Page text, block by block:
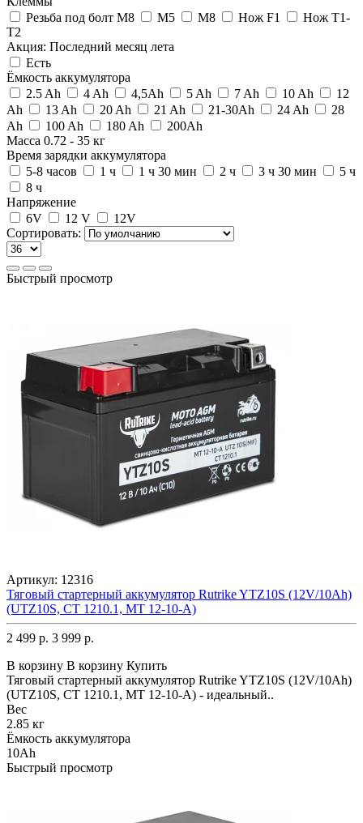
Резьба под болт M8
M5 M8 Нож F1
Нож Т1-
Т2
Акция: Последний месяц лета
Есть
Ёмкость аккумулятора
2.5 Ah
4 Ah 4,5Ah 5 Ah 7 Ah 10 Ah
12
Ah
13 Ah 20 Ah 21 Ah 21-30Ah 24 Ah
28
Ah
100 Ah 180 Ah
200Ah
Масса 0.72 - 35 кг
Время зарядки аккумулятора
5-8 часов
1 ч 1 ч 30 мин 2 ч 3 ч 30 мин
5 ч
8 ч
Напряжение
6V
12 V
12V
Сортировать:
Быстрый просмотр
Артикул: 12316
Тяговый стартерный аккумулятор Rutrike YTZ10S (12V/10Ah)
(UTZ10S, CT 1210.1, MT 12-10-A)
2 499 р. 3 999 р.
В корзину В корзину Купить
Тяговый стартерный аккумулятор Rutrike YTZ10S (12V/10Ah)
(UTZ10S, CT 1210.1, MT 12-10-A) - идеальный..
Вес
2.85 кг
Ёмкость аккумулятора
10Ah
Быстрый просмотр